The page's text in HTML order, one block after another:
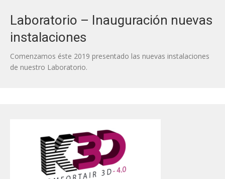
Laboratorio – Inauguración nuevas
instalaciones
Comenzamos éste 2019 presentado las nuevas instalaciones
de nuestro Laboratorio.